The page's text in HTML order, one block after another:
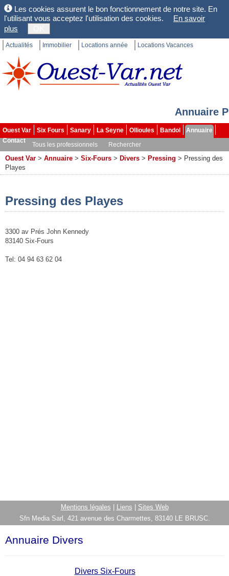
Les cookies assurent le bon fonctionnement de notre site. En
l'utilisant vous acceptez l'utilisation des cookies.
En savoir
plus
Actualités Immobilier Locations année Locations Vacances
Annuaire
Ouest Var Six Fours Sanary La Seyne Ollioules Bandol
Annuaire
Contact
Tous les professionnels Rechercher
Ouest Var > Annuaire > Six-Fours > Divers > Pressing > Pressing des
Playes
Pressing des Playes
3300 av Prés John Kennedy
83140 Six-Fours
Tel: 04 94 63 62 04
Mentions légales Liens
Sites Web
Sfn Media Sarl, 421 avenue des Charmettes, 83140 LE BRUSC.
Annuaire Divers
Divers Six-Fours